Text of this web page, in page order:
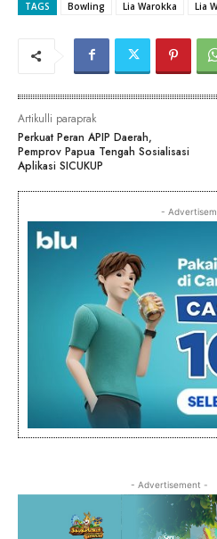
TAGS Bowling Lia Warokka Lia
Artikulli paraprak
Perkuat Peran APIP Daerah,
Pemprov Papua Tengah Sosialisasi
Aplikasi SICUKUP
-
- Advertisement -